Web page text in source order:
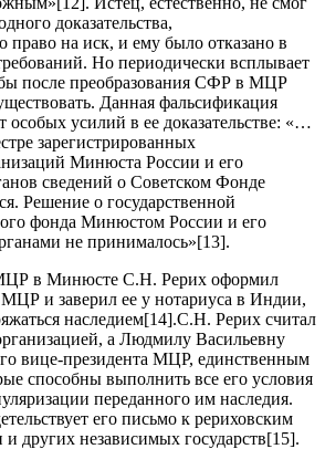
доказательства,
право на иск, и ему было отказано в
Но периодически всплывает
после преобразования СФР в МЦР
Данная фальсификация
особых усилий в ее доказательстве: «…
зарегистрированных
Минюста России и его
сведений о Советском Фонде
Решение о государственной
фонда Минюстом России и его
не принималось»[13].
в Минюсте С.Н. Рерих оформил
МЦР и заверил ее у нотариуса в Индии,
наследием[14].С.Н. Рерих считал
а Людмилу Васильевну
вице-президента МЦР, единственным
способны выполнить все его условия
переданного им наследия.
его письмо к рериховским
других независимых государств[15].